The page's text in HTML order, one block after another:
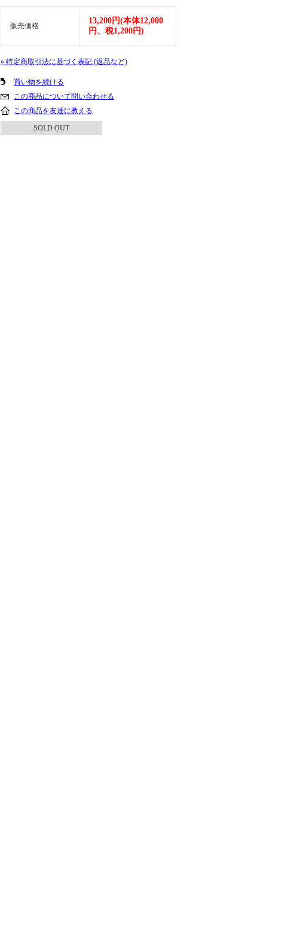
販売価格
13,200円(本体12,000
円、税1,200円)
» 特定商取引法に基づく表記 (返品など)
買い物を続ける
この商品について問い合わせる
この商品を友達に教える
SOLD OUT